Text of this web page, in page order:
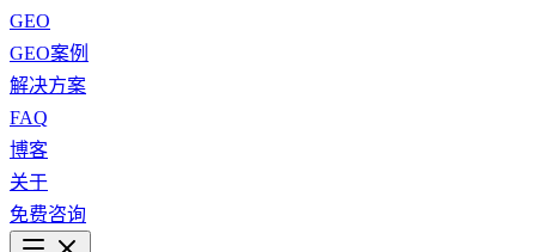
GEO
GEO案例
解决方案
FAQ
博客
关于
免费咨询